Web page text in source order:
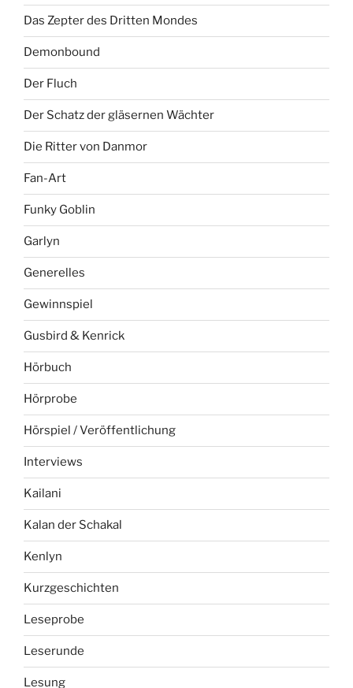
Das Zepter des Dritten Mondes
Demonbound
Der Fluch
Der Schatz der gläsernen Wächter
Die Ritter von Danmor
Fan-Art
Funky Goblin
Garlyn
Generelles
Gewinnspiel
Gusbird & Kenrick
Hörbuch
Hörprobe
Hörspiel / Veröffentlichung
Interviews
Kailani
Kalan der Schakal
Kenlyn
Kurzgeschichten
Leseprobe
Leserunde
Lesung